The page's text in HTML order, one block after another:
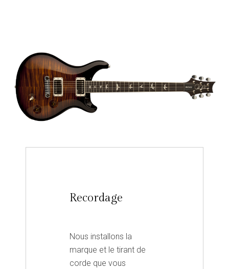
Recordage
Nous installons la
marque et le tirant de
corde que vous